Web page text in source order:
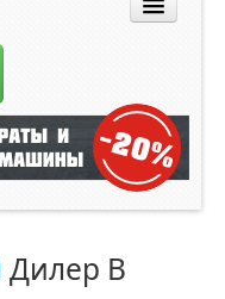
Дилер В